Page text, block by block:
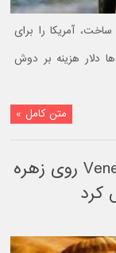
آمریکا را برای
دلار هزینه بر دوش
متن کامل »
شوروی درباره فرود ماموریت Venera 4 روی زهره
کرد